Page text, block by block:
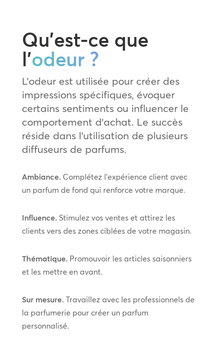
Qu’est-ce que
l’odeur ?
L’odeur est utilisée pour créer des
impressions spécifiques, évoquer
certains sentiments ou influencer le
comportement d’achat. Le succès
réside dans l’utilisation de plusieurs
diffuseurs de parfums.
Ambiance.Complétez l’expérience client avec
un parfum de fond qui renforce votre marque.
Influence.Stimulez vos ventes et attirez les
clients vers des zones ciblées de votre magasin.
Thématique.Promouvoir les articles saisonniers
et les mettre en avant.
Sur mesure.Travaillez avec les professionnels de
la parfumerie pour créer un parfum
personnalisé.